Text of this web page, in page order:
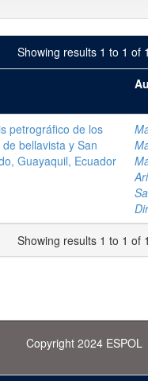
Showing results 1 to 1 of 1
petrográfico de los
bellavista y San
Guayaquil, Ecuador
Showing results 1 to 1 of 1
Copyright 2024 ESPOL